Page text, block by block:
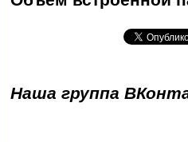
Наша группа